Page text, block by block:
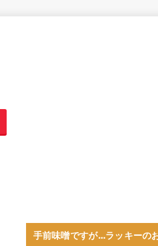
手前味噌ですが…ラッキーの